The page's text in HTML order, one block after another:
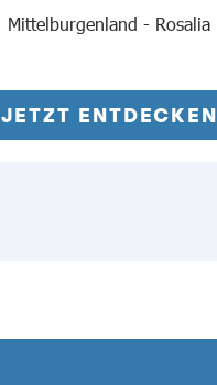
Mittelburgenland - Rosalia
JETZT ENTDECKEN